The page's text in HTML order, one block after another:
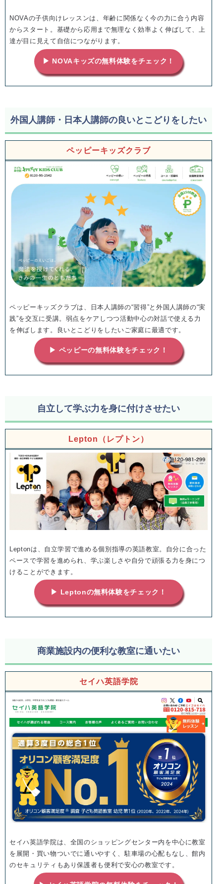
NOVAの子供向けレッスンは、年齢に関係なく今の力に合う内容
からスタート。基礎から応用まで無理なく効率よく伸ばして、上
達が目に見えて自信につながります。
▶ NOVAキッズの無料体験をチェック！
外国人講師・日本人講師の良いとこどりをしたい
ペッピーキッズクラブ
ペッピーキッズクラブは、日本人講師の“習得”と外国人講師の“実
践”を交互に受講。弱点をケアしつつ活動中心の対話で使える力
を伸ばします。良いとこどりをしたいご家庭に最適です。
▶ ペッピーの無料体験をチェック！
自立して学ぶ力を身に付けさせたい
Lepton（レプトン）
Leptonは、自立学習で進める個別指導の英語教室。自分に合った
ペースで学習を進められ、学ぶ楽しさや自分で頑張る力を身につ
けることができます。
▶ Leptonの無料体験をチェック！
商業施設内の便利な教室に通いたい
セイハ英語学院
セイハ英語学院は、全国のショッピングセンター内を中心に教室
を展開・買い物ついでに通いやすく、駐車場の心配もなし、館内
のセキュリティもあり保護者も便利で安心の教室です。